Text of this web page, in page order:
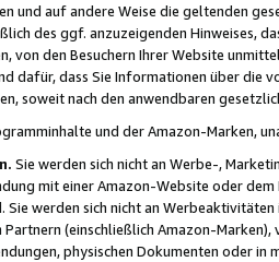
und auf andere Weise die geltenden
des ggf. anzuzeigenden Hinweises,
von den Besuchern Ihrer Website
dafür, dass Sie Informationen über die
soweit nach den anwendbaren
und der Amazon-Marken,
Sie werden sich nicht an Werbe-,
mit einer Amazon-Website oder
Sie werden sich nicht an
Partnern (einschließlich Amazon-
physischen Dokumenten oder in